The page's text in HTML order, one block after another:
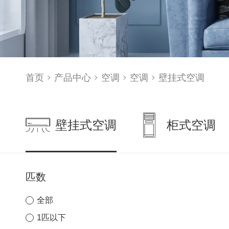
首页 产品中心 空调 空调 壁挂式空调
壁挂式空调 柜式空调
匹数
全部
1匹以下